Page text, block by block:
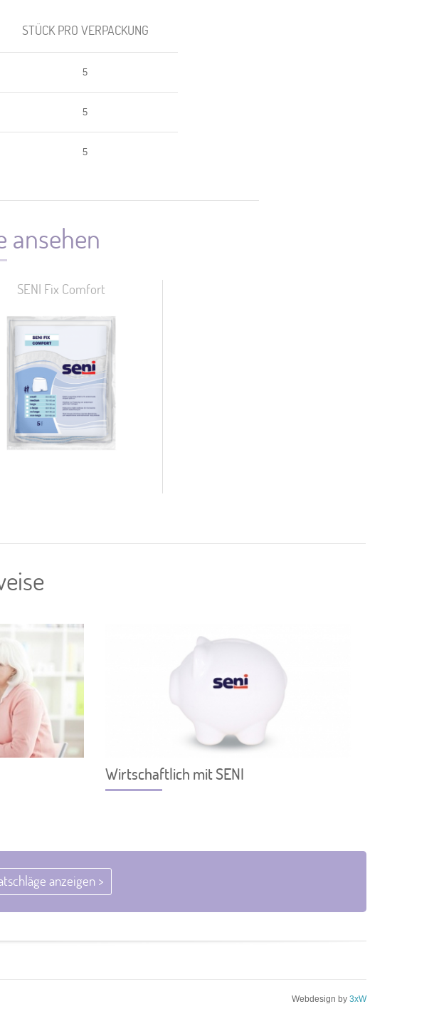
STÜCK PRO VERPACKUNG
5
5
5
ansehen
SENI Fix Comfort
Wirtschaftlich mit SENI
anzeigen >
Webdesign by 3xW